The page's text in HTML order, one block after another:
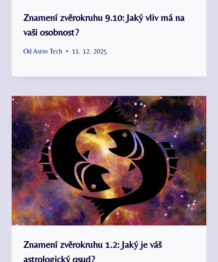
Znamení zvěrokruhu 9.10: Jaký vliv má na
vaši osobnost?
Od Astro Tech 11. 12. 2025
Znamení zvěrokruhu 1.2: Jaký je váš
astrologický osud?